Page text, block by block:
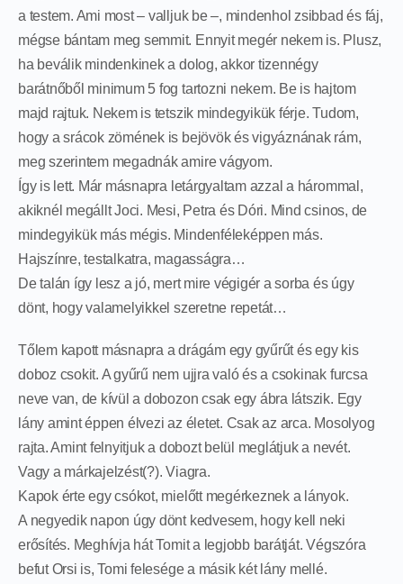
a testem. Ami most – valljuk be –, mindenhol zsibbad és fáj,
mégse bántam meg semmit. Ennyit megér nekem is. Plusz,
ha beválik mindenkinek a dolog, akkor tizennégy
barátnőből minimum 5 fog tartozni nekem. Be is hajtom
majd rajtuk. Nekem is tetszik mindegyikük férje. Tudom,
hogy a srácok zömének is bejövök és vigyáznának rám,
meg szerintem megadnák amire vágyom.
Így is lett. Már másnapra letárgyaltam azzal a hárommal,
akiknél megállt Joci. Mesi, Petra és Dóri. Mind csinos, de
mindegyikük más mégis. Mindenféleképpen más.
Hajszínre, testalkatra, magasságra…
De talán így lesz a jó, mert mire végigér a sorba és úgy
dönt, hogy valamelyikkel szeretne repetát…
Tőlem kapott másnapra a drágám egy gyűrűt és egy kis
doboz csokit. A gyűrű nem ujjra való és a csokinak furcsa
neve van, de kívül a dobozon csak egy ábra látszik. Egy
lány amint éppen élvezi az életet. Csak az arca. Mosolyog
rajta. Amint felnyitjuk a dobozt belül meglátjuk a nevét.
Vagy a márkajelzést(?). Viagra.
Kapok érte egy csókot, mielőtt megérkeznek a lányok.
A negyedik napon úgy dönt kedvesem, hogy kell neki
erősítés. Meghívja hát Tomit a legjobb barátját. Végszóra
befut Orsi is, Tomi felesége a másik két lány mellé.